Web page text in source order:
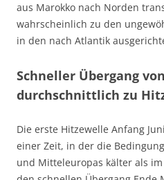
aus Marokko nach Norden
wahrscheinlich zu den
in den nach Atlantik
Schneller Übergang
durchschnittlich zu
Die erste Hitzewelle Anfang
einer Zeit, in der die
und Mitteleuropas kälter als